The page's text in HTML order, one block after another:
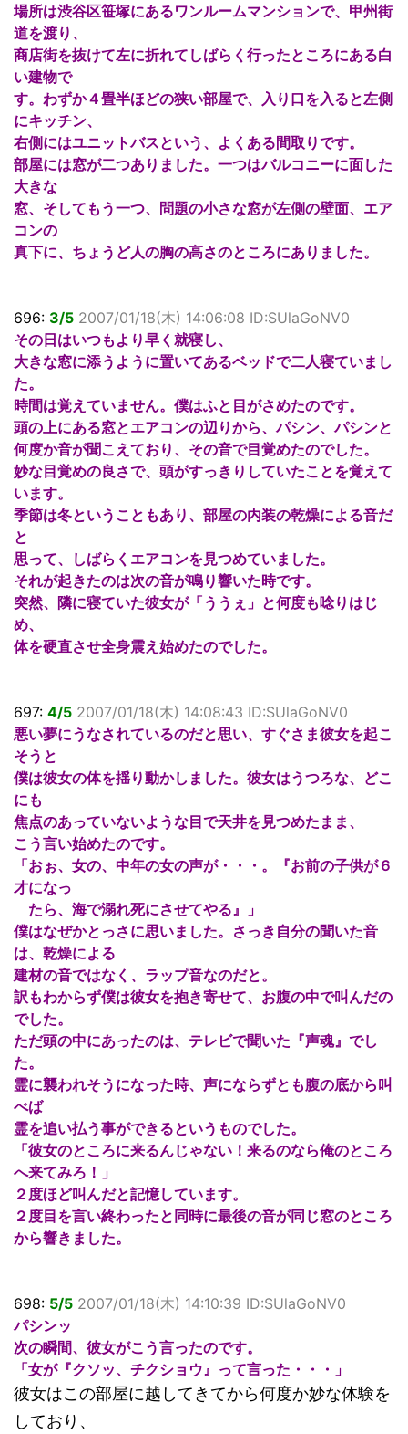
場所は渋谷区笹塚にあるワンルームマンションで、甲州街
道を渡り、
商店街を抜けて左に折れてしばらく行ったところにある白
い建物で
す。わずか４畳半ほどの狭い部屋で、入り口を入ると左側
にキッチン、
右側にはユニットバスという、よくある間取りです。
部屋には窓が二つありました。一つはバルコニーに面した
大きな
窓、そしてもう一つ、問題の小さな窓が左側の壁面、エア
コンの
真下に、ちょうど人の胸の高さのところにありました。
696: 3/5 2007/01/18(木) 14:06:08 ID:SUlaGoNV0
その日はいつもより早く就寝し、
大きな窓に添うように置いてあるベッドで二人寝ていまし
た。
時間は覚えていません。僕はふと目がさめたのです。
頭の上にある窓とエアコンの辺りから、パシン、パシンと
何度か音が聞こえており、その音で目覚めたのでした。
妙な目覚めの良さで、頭がすっきりしていたことを覚えて
います。
季節は冬ということもあり、部屋の内装の乾燥による音だ
と
思って、しばらくエアコンを見つめていました。
それが起きたのは次の音が鳴り響いた時です。
突然、隣に寝ていた彼女が「ううぇ」と何度も唸りはじ
め、
体を硬直させ全身震え始めたのでした。
697: 4/5 2007/01/18(木) 14:08:43 ID:SUlaGoNV0
悪い夢にうなされているのだと思い、すぐさま彼女を起こ
そうと
僕は彼女の体を揺り動かしました。彼女はうつろな、どこ
にも
焦点のあっていないような目で天井を見つめたまま、
こう言い始めたのです。
「おぉ、女の、中年の女の声が・・・。『お前の子供が６
才になっ
たら、海で溺れ死にさせてやる』」
僕はなぜかとっさに思いました。さっき自分の聞いた音
は、乾燥による
建材の音ではなく、ラップ音なのだと。
訳もわからず僕は彼女を抱き寄せて、お腹の中で叫んだの
でした。
ただ頭の中にあったのは、テレビで聞いた『声魂』でし
た。
霊に襲われそうになった時、声にならずとも腹の底から叫
べば
霊を追い払う事ができるというものでした。
「彼女のところに来るんじゃない！来るのなら俺のところ
へ来てみろ！」
２度ほど叫んだと記憶しています。
２度目を言い終わったと同時に最後の音が同じ窓のところ
から響きました。
698: 5/5 2007/01/18(木) 14:10:39 ID:SUlaGoNV0
パシンッ
次の瞬間、彼女がこう言ったのです。
「女が『クソッ、チクショウ』って言った・・・」
彼女はこの部屋に越してきてから何度か妙な体験を
しており、